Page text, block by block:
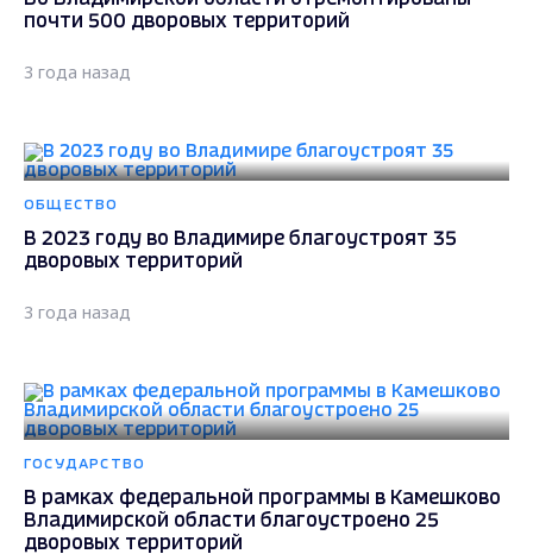
почти 500 дворовых территорий
3 года назад
ОБЩЕСТВО
В 2023 году во Владимире благоустроят 35
дворовых территорий
3 года назад
ГОСУДАРСТВО
В рамках федеральной программы в Камешково
Владимирской области благоустроено 25
дворовых территорий